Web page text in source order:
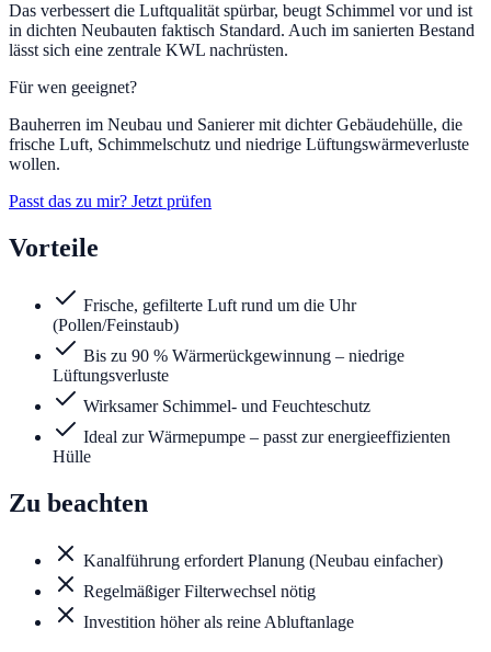
Das verbessert die Luftqualität spürbar, beugt Schimmel vor und ist
in dichten Neubauten faktisch Standard. Auch im sanierten Bestand
lässt sich eine zentrale KWL nachrüsten.
Für wen geeignet?
Bauherren im Neubau und Sanierer mit dichter Gebäudehülle, die
frische Luft, Schimmelschutz und niedrige Lüftungswärmeverluste
wollen.
Passt das zu mir? Jetzt prüfen
Vorteile
Frische, gefilterte Luft rund um die Uhr
(Pollen/Feinstaub)
Bis zu 90 % Wärmerückgewinnung – niedrige
Lüftungsverluste
Wirksamer Schimmel- und Feuchteschutz
Ideal zur Wärmepumpe – passt zur energieeffizienten
Hülle
Zu beachten
Kanalführung erfordert Planung (Neubau einfacher)
Regelmäßiger Filterwechsel nötig
Investition höher als reine Abluftanlage